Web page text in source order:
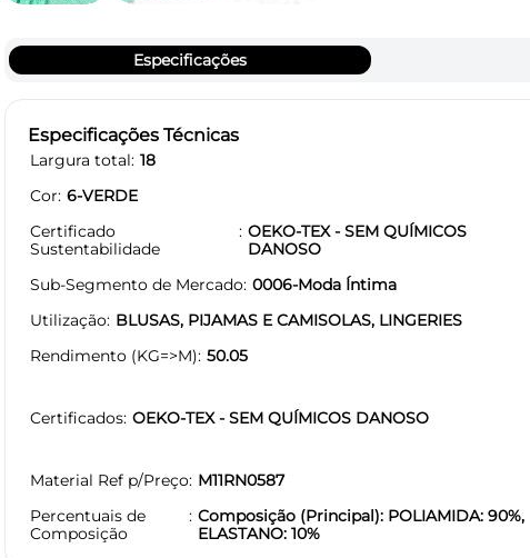
Especificações
Especificações Técnicas
Largura total 18
Cor 6-VERDE
Certificado
Sustentabilidade
OEKO-TEX - SEM QUÍMICOS
DANOSO
Sub-Segmento de Mercado 0006-Moda Íntima
Utilização BLUSAS, PIJAMAS E CAMISOLAS, LINGERIES
Rendimento (KG=>M) 50.05
Certificados OEKO-TEX - SEM QUÍMICOS DANOSO
Material Ref p/Preço M11RN0587
Percentuais de
Composição
Composição (Principal): POLIAMIDA: 90%,
ELASTANO: 10%